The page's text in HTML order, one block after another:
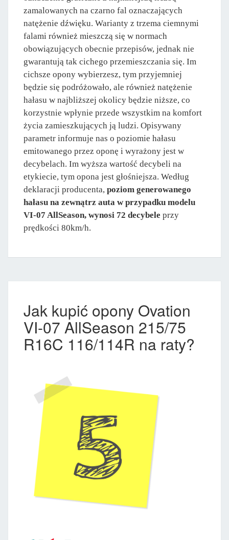
zamalowanych na czarno fal oznaczających
natężenie dźwięku. Warianty z trzema ciemnymi
falami również mieszczą się w normach
obowiązujących obecnie przepisów, jednak nie
gwarantują tak cichego przemieszczania się. Im
cichsze opony wybierzesz, tym przyjemniej
będzie się podróżowało, ale również natężenie
hałasu w najbliższej okolicy będzie niższe, co
korzystnie wpłynie przede wszystkim na komfort
życia zamieszkujących ją ludzi. Opisywany
parametr informuje nas o poziomie hałasu
emitowanego przez oponę i wyrażony jest w
decybelach. Im wyższa wartość decybeli na
etykiecie, tym opona jest głośniejsza. Według
deklaracji producenta, poziom generowanego
hałasu na zewnątrz auta w przypadku modelu
VI-07 AllSeason, wynosi 72 decybele przy
prędkości 80km/h.
Jak kupić opony Ovation
VI-07 AllSeason 215/75
R16C 116/114R na raty?